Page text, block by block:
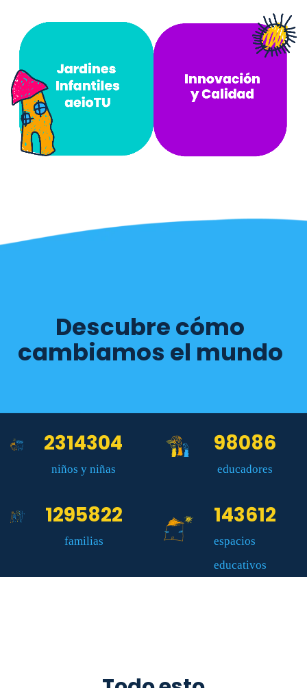
Descubre cómo
cambiamos el mundo
2314304
niños y niñas
98086
educadores
1295822
familias
143612
espacios
educativos